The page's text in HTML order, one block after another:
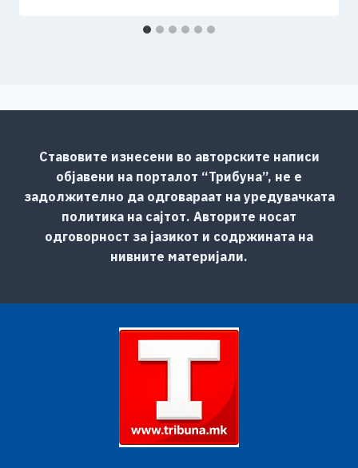
Ставовите изнесени во авторските написи
објавени на порталот “Трибуна”, не е
задолжително да одговараат на уредувачката
политика на сајтот. Авторите носат
одговорност за јазикот и содржината на
нивните материјали.